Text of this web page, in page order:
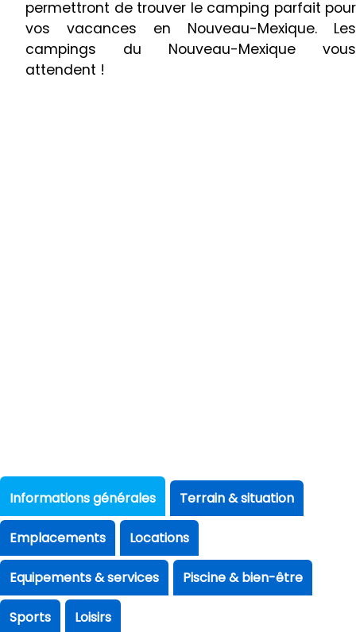
permettront de trouver le camping parfait pour
vos vacances en Nouveau-Mexique. Les
campings du Nouveau-Mexique vous
attendent !
Informations générales Terrain & situation
Emplacements Locations
Equipements & services Piscine & bien-être
Sports Loisirs